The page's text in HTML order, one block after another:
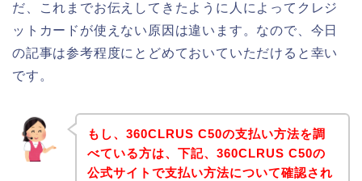
だ、これまでお伝えしてきたように人によってクレジ
ットカードが使えない原因は違います。なので、今日
の記事は参考程度にとどめておいていただけると幸い
です。
もし、360CLRUS C50の支払い方法を調
べている方は、下記、360CLRUS C50の
公式サイトで支払い方法について確認され